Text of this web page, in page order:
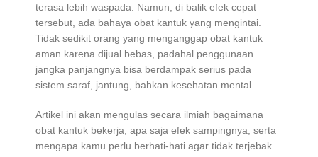
terasa lebih waspada. Namun, di balik efek cepat
tersebut, ada bahaya obat kantuk yang mengintai.
Tidak sedikit orang yang menganggap obat kantuk
aman karena dijual bebas, padahal penggunaan
jangka panjangnya bisa berdampak serius pada
sistem saraf, jantung, bahkan kesehatan mental.
Artikel ini akan mengulas secara ilmiah bagaimana
obat kantuk bekerja, apa saja efek sampingnya, serta
mengapa kamu perlu berhati-hati agar tidak terjebak